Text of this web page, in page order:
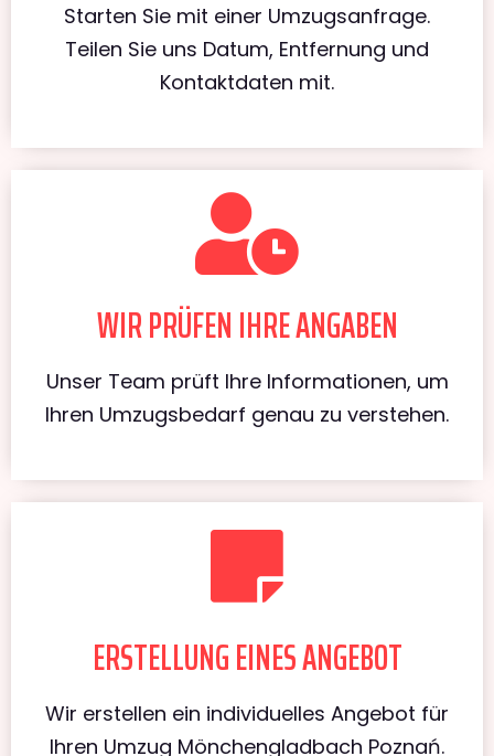
Starten Sie mit einer Umzugsanfrage.
Teilen Sie uns Datum, Entfernung und
Kontaktdaten mit.
WIR PRÜFEN IHRE ANGABEN
Unser Team prüft Ihre Informationen, um
Ihren Umzugsbedarf genau zu verstehen.
ERSTELLUNG EINES ANGEBOT
Wir erstellen ein individuelles Angebot für
Ihren Umzug Mönchengladbach Poznań.